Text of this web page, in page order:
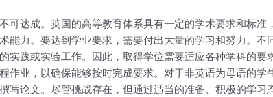
可达成。英国的高等教育体系具有一定的学术要求和标
能力。要达到学业要求，需要付出大量的学习和努力。
实践或实验工作。因此，取得学位需要适应各种学科的
作业，以确保能够按时完成要求。对于非英语为母语的
写论文。尽管挑战存在，但通过适当的准备、积极的学